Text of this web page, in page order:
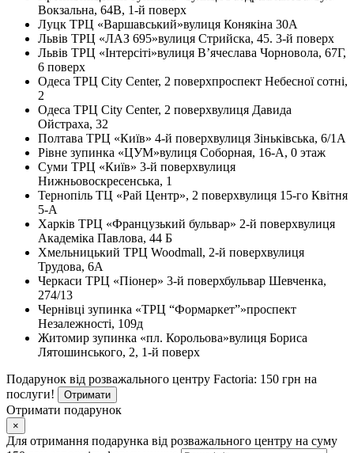
Вокзальна, 64В, 1-й поверх
Луцк ТРЦ «Варшавський»вулиця Конякіна 30А
Львів ТРЦ «ЛАЗ 695»вулиця Стрийска, 45. 3-й поверх
Львів ТРЦ «Інтерсіті»вулиця В’ячеслава Чорновола, 67Г,
6 поверх
Одеса ТРЦ City Center, 2 поверхпроспект Небесної сотні,
2
Одеса ТРЦ City Center, 2 поверхвулиця Давида
Ойстраха, 32
Полтава ТРЦ «Київ» 4-й поверхвулиця Зіньківська, 6/1А
Рівне зупинка «ЦУМ»вулиця Соборная, 16-А, 0 этаж
Суми ТРЦ «Київ» 3-й поверхвулиця
Нижньовоскресенська, 1
Тернопіль ТЦ «Рай Центр», 2 поверхвулиця 15-го Квітня
5-А
Харків ТРЦ «Французький бульвар» 2-й поверхвулиця
Академіка Павлова, 44 Б
Хмельницький ТРЦ Woodmall, 2-й поверхвулиця
Трудова, 6А
Черкаси ТРЦ «Піонер» 3-й поверхбульвар Шевченка,
274/13
Чернівці зупинка «ТРЦ “Формаркет”»проспект
Незалежності, 109д
Житомир зупинка «пл. Корольова»вулиця Бориса
Лятошинського, 2, 1-й поверх
Подарунок від розважального центру Factoria: 150 грн на
послуги!
Отримати
Отримати подарунок
×
Для отримання подарунка від розважального центру на суму